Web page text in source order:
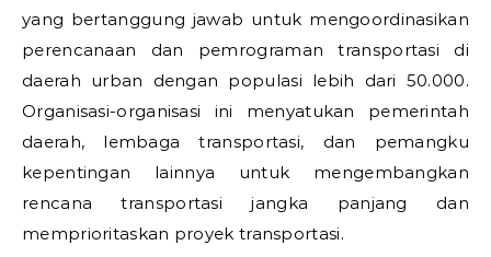
yang bertanggung jawab untuk mengoordinasikan
perencanaan dan pemrograman transportasi di
daerah urban dengan populasi lebih dari 50.000.
Organisasi-organisasi ini menyatukan pemerintah
daerah, lembaga transportasi, dan pemangku
kepentingan lainnya untuk mengembangkan
rencana transportasi jangka panjang dan
memprioritaskan proyek transportasi.